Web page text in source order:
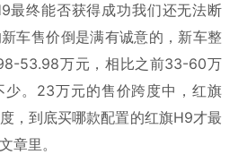
最终能否获得成功我们还无法断
车售价倒是满有诚意的，新车整
53.98万元，相比之前33-60万
少。23万元的售价跨度中，红旗
，到底买哪款配置的红旗H9才最
章里。